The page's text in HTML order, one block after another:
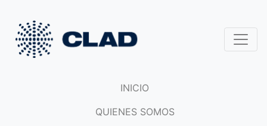
INICIO
QUIENES SOMOS